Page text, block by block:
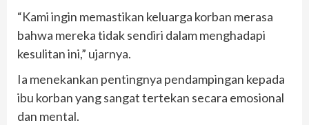
“Kami ingin memastikan keluarga korban merasa
bahwa mereka tidak sendiri dalam menghadapi
kesulitan ini,” ujarnya.
Ia menekankan pentingnya pendampingan kepada
ibu korban yang sangat tertekan secara emosional
dan mental.